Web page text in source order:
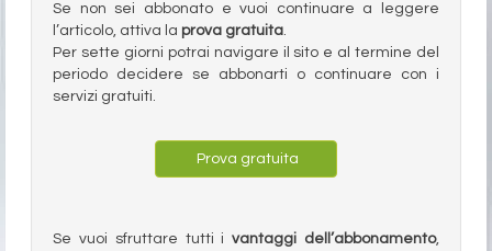
Se non sei abbonato e vuoi continuare a leggere
l’articolo, attiva la prova gratuita.
Per sette giorni potrai navigare il sito e al termine del
periodo decidere se abbonarti o continuare con i
servizi gratuiti.
Prova gratuita
Se vuoi sfruttare tutti ivantaggi dell’abbonamento,